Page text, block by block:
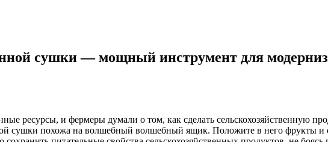
сушки — мощный инструмент для
ресурсы, и фермеры думали о том, как сделать
сушки похожа на волшебный волшебный ящик. Положите в него фрукты и